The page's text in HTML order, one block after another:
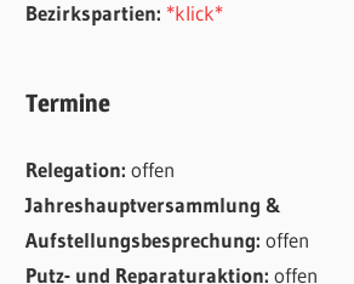
Bezirkspartien: *klick*
Termine
Relegation:offen
Jahreshauptversammlung &
Aufstellungsbesprechung:offen
Putz- und Reparaturaktion:offen